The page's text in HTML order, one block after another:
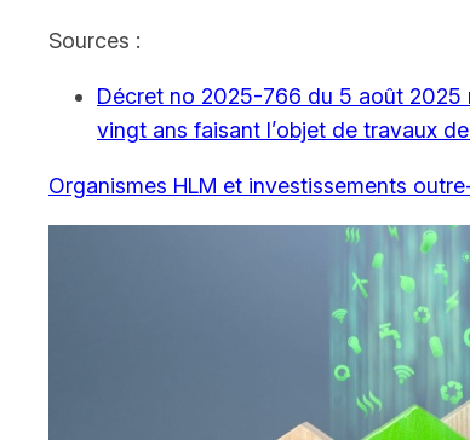
Sources :
Décret no 2025-766 du 5 août 2025
vingt ans faisant l’objet de travaux
Organismes HLM et investissements